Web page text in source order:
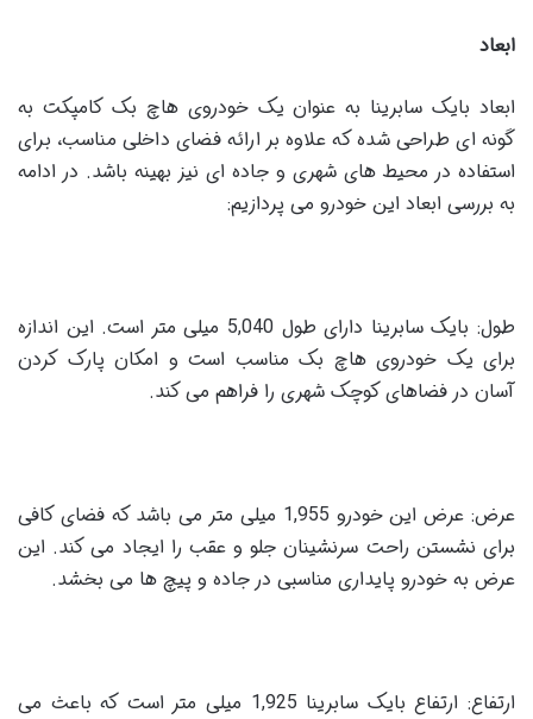
ابعاد
ابعاد بایک سابرینا به عنوان یک خودروی هاچ بک کامپکت به
گونه ای طراحی شده که علاوه بر ارائه فضای داخلی مناسب، برای
استفاده در محیط های شهری و جاده ای نیز بهینه باشد. در ادامه
به بررسی ابعاد این خودرو می پردازیم:
طول: بایک سابرینا دارای طول 5,040 میلی متر است. این اندازه
برای یک خودروی هاچ بک مناسب است و امکان پارک کردن
آسان در فضاهای کوچک شهری را فراهم می کند.
عرض: عرض این خودرو 1,955 میلی متر می باشد که فضای کافی
برای نشستن راحت سرنشینان جلو و عقب را ایجاد می کند. این
عرض به خودرو پایداری مناسبی در جاده و پیچ ها می بخشد.
ارتفاع: ارتفاع بایک سابرینا 1,925 میلی متر است که باعث می